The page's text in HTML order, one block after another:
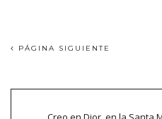
PÁGINA SIGUIENTE